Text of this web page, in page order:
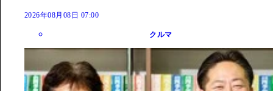
2026年08月08日 07:00
クルマ